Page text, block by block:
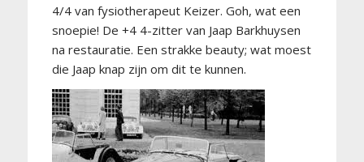
4/4 van fysiotherapeut Keizer. Goh, wat een
snoepie! De +4 4-zitter van Jaap Barkhuysen
na restauratie. Een strakke beauty; wat moest
die Jaap knap zijn om dit te kunnen.